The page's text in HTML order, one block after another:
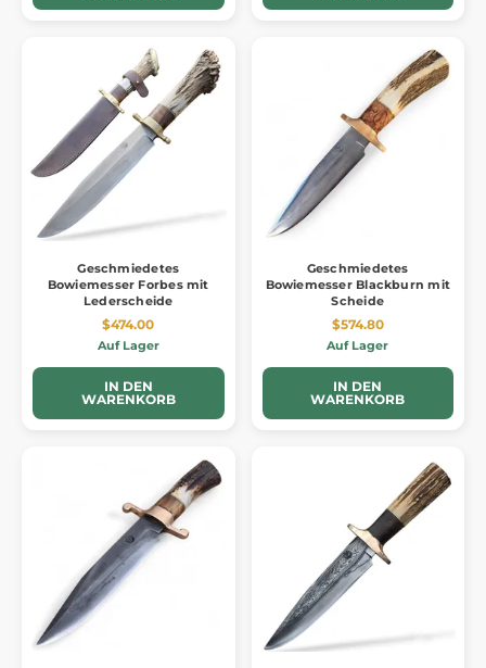
Geschmiedetes
Bowiemesser Forbes mit
Lederscheide
$474.00
Auf Lager
IN DEN
WARENKORB
Geschmiedetes
Bowiemesser Blackburn mit
Scheide
$574.80
Auf Lager
IN DEN
WARENKORB